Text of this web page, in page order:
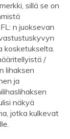
sillä se on
n juoksevan
kosketukselta.
/
lihaksen
ja
näkyä
jotka kulkevat